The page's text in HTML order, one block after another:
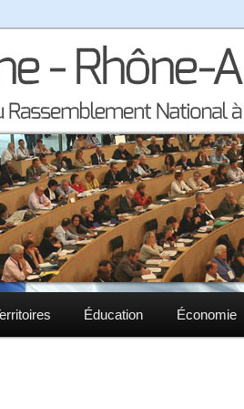
Rhône-Alpes
Éducation Économie